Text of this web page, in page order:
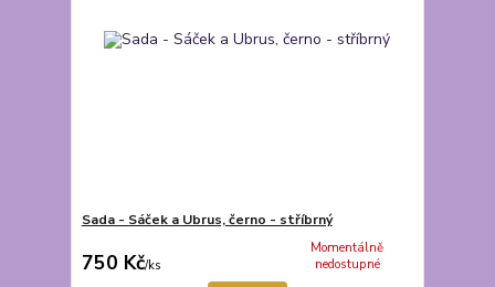
Sada - Sáček a Ubrus, černo - stříbrný
750 Kč/ks
Momentálně
nedostupné